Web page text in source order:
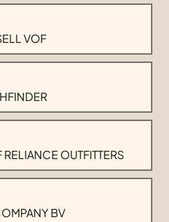
VOF
OUTFITTERS
BV